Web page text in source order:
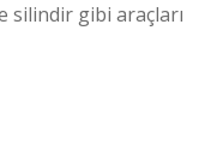
silindir gibi araçları